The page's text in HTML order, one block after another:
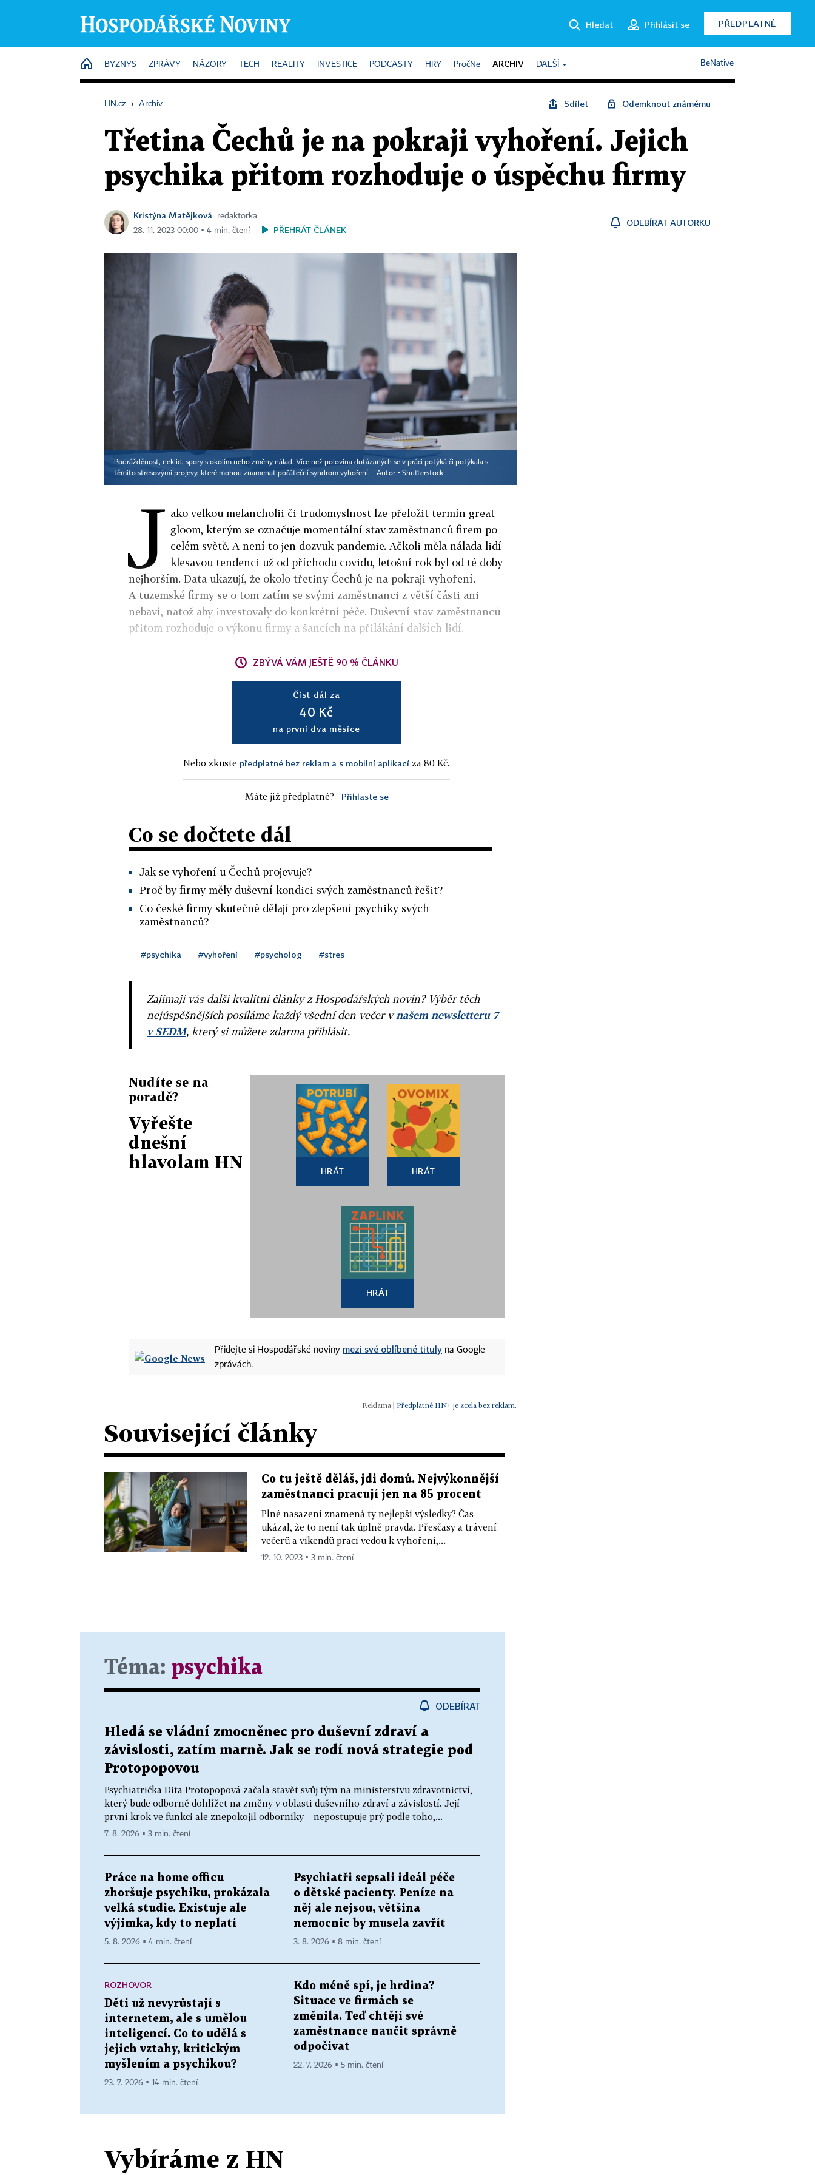
Hledat Přihlásit se PŘEDPLATNÉ
HOME
BYZNYS ZPRÁVY NÁZORY TECH REALITY INVESTICE PODCASTY HRY PročNe ARCHIV DALŠÍ BeNative
HN.cz › Archiv Sdílet Odemknout známému
Třetina Čechů je na pokraji vyhoření. Jejich
psychika přitom rozhoduje o úspěchu firmy
Kristýna Matějková
redaktorka
28. 11. 2023 00:00 ▪ 4 min. čtení
PŘEHRÁT ČLÁNEK
ODEBÍRAT AUTORKU
Podrážděnost, neklid, spory s okolím nebo změny nálad. Více než polovina dotázaných se v práci potýká či potýkala s
těmito stresovými projevy, které mohou znamenat počáteční syndrom vyhoření.
Autor ▪ Shutterstock
J ako velkou melancholii či trudomyslnost lze přeložit termín great
gloom, kterým se označuje momentální stav zaměstnanců firem po
celém světě. A není to jen dozvuk pandemie. Ačkoli měla nálada lidí
klesavou tendenci už od příchodu covidu, letošní rok byl od té doby
nejhorším. Data ukazují, že okolo třetiny Čechů je na pokraji vyhoření.
A tuzemské firmy se o tom zatím se svými zaměstnanci z větší části ani
nebaví, natož aby investovaly do konkrétní péče. Duševní stav zaměstnanců
přitom rozhoduje o výkonu firmy a šancích na přilákání dalších lidí.
ZBÝVÁ VÁM JEŠTĚ 90 % ČLÁNKU
Číst dál za
40 Kč
na první dva měsíce
Nebo zkuste předplatné bez reklam a s mobilní aplikací za 80 Kč.
Máte již předplatné? Přihlaste se
Co se dočtete dál
Jak se vyhoření u Čechů projevuje?
Proč by firmy měly duševní kondici svých zaměstnanců řešit?
Co české firmy skutečně dělají pro zlepšení psychiky svých
zaměstnanců?
#psychika #vyhoření #psycholog #stres
Zajímají vás další kvalitní články z Hospodářských novin? Výběr těch
nejúspěšnějších posíláme každý všední den večer vnašem newsletteru 7
v SEDM, který si můžete zdarma přihlásit.
Nudíte se na
poradě?
Vyřešte
dnešní
hlavolam HN
HRÁT HRÁT
HRÁT
Přidejte si Hospodářské noviny mezi své oblíbené tituly na Google
zprávách.
| Předplatné HN+ je zcela bez reklam.
Související články
Co tu ještě děláš, jdi domů. Nejvýkonnější
zaměstnanci pracují jen na 85 procent
Plné nasazení znamená ty nejlepší výsledky? Čas
ukázal, že to není tak úplně pravda. Přesčasy a trávení
večerů a víkendů prací vedou k vyhoření,...
12. 10. 2023 ▪ 3 min. čtení
Téma: psychika
ODEBÍRAT
Hledá se vládní zmocněnec pro duševní zdraví a
závislosti, zatím marně. Jak se rodí nová strategie pod
Protopopovou
Psychiatrička Dita Protopopová začala stavět svůj tým na ministerstvu zdravotnictví,
který bude odborně dohlížet na změny v oblasti duševního zdraví a závislostí. Její
první krok ve funkci ale znepokojil odborníky – nepostupuje prý podle toho,...
7. 8. 2026 ▪ 3 min. čtení
Práce na home officu
zhoršuje psychiku, prokázala
velká studie. Existuje ale
výjimka, kdy to neplatí
5. 8. 2026 ▪ 4 min. čtení
Psychiatři sepsali ideál péče
o dětské pacienty. Peníze na
něj ale nejsou, většina
nemocnic by musela zavřít
3. 8. 2026 ▪ 8 min. čtení
ROZHOVOR
Děti už nevyrůstají s
internetem, ale s umělou
inteligencí. Co to udělá s
jejich vztahy, kritickým
myšlením a psychikou?
23. 7. 2026 ▪ 14 min. čtení
Kdo méně spí, je hrdina?
Situace ve firmách se
změnila. Teď chtějí své
zaměstnance naučit správně
odpočívat
22. 7. 2026 ▪ 5 min. čtení
Vybíráme z HN